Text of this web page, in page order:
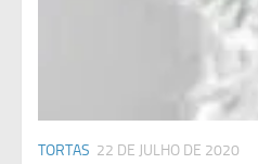
TORTAS 22 DE JULHO DE 2020